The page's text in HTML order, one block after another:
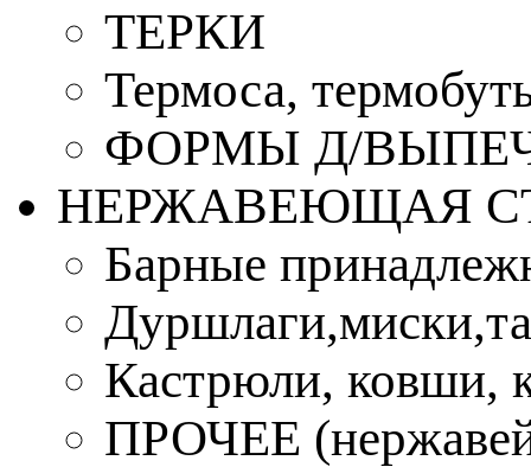
ТЕРКИ
Термоса,
ФОРМЫ Д/
НЕРЖАВЕЮЩАЯ
Барные
Кастрюли, ковши,
ПРОЧЕЕ